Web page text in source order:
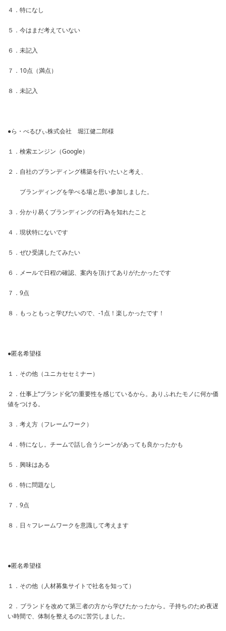
４．特になし
５．今はまだ考えていない
６．未記入
７．10点（満点）
８．未記入
●ら・べるびぃ株式会社 堀江健二郎様
１．検索エンジン（Google）
２．自社のブランディング構築を行いたいと考え、
ブランディングを学べる場と思い参加しました。
３．分かり易くブランディングの行為を知れたこと
４．現状特にないです
５．ぜひ受講したてみたい
６．メールで日程の確認、案内を頂けてありがたかったです
７．9点
８．もっともっと学びたいので、-1点！楽しかったです！
●匿名希望様
１．その他（ユニカセセミナー）
２．仕事上“ブランド化”の重要性を感じているから。ありふれたモノに何か価
値をつける。
３．考え方（フレームワーク）
４．特になし。チームで話し合うシーンがあっても良かったかも
５．興味はある
６．特に問題なし
７．9点
８．日々フレームワークを意識して考えます
●匿名希望様
１．その他（人材募集サイトで社名を知って）
２．ブランドを改めて第三者の方から学びたかったから。子持ちのため夜遅
い時間で、体制を整えるのに苦労しました。